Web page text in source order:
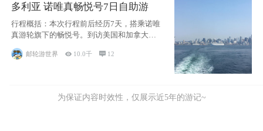
多利亚 诺唯真畅悦号7日自助游
行程概括：本次行程前后经历7天，搭乘诺唯
真游轮旗下的畅悦号。到访美国和加拿大的4
个州/省：美国华盛顿州
邮轮游世界  10.0千  12
为保证内容时效性，仅展示近5年的游记~